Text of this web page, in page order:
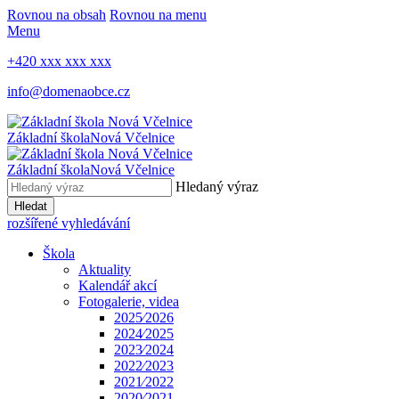
Rovnou na obsah Rovnou na menu
Menu
+420 xxx xxx xxx
info@domenaobce.cz
Základní školaNová Včelnice
Základní školaNová Včelnice
Hledaný výraz
Hledat
rozšířené vyhledávání
Škola
Aktuality
Kalendář akcí
Fotogalerie, videa
2025⁄2026
2024⁄2025
2023⁄2024
2022⁄2023
2021⁄2022